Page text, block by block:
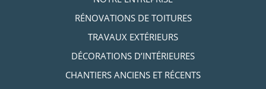
RÉNOVATIONS DE TOITURES
TRAVAUX EXTÉRIEURS
DÉCORATIONS D’INTÉRIEURES
CHANTIERS ANCIENS ET RÉCENTS